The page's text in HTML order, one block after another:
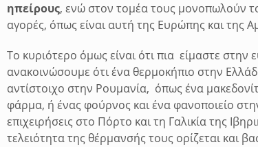
ηπείρους, ενώ στον τομέα τους μονοπωλούν
αγορές, όπως είναι αυτή της Ευρώπης και της
Το κυριότερο όμως είναι ότι πια είμαστε
ανακοινώσουμε ότι ένα θερμοκήπιο στην
αντίστοιχο στην Ρουμανία, όπως ένα
φάρμα, ή ένας φούρνος και ένα φανοποιείο
επιχειρήσεις στο Πόρτο και τη Γαλικία της
τελειότητα της θέρμανσής τους ορίζεται και